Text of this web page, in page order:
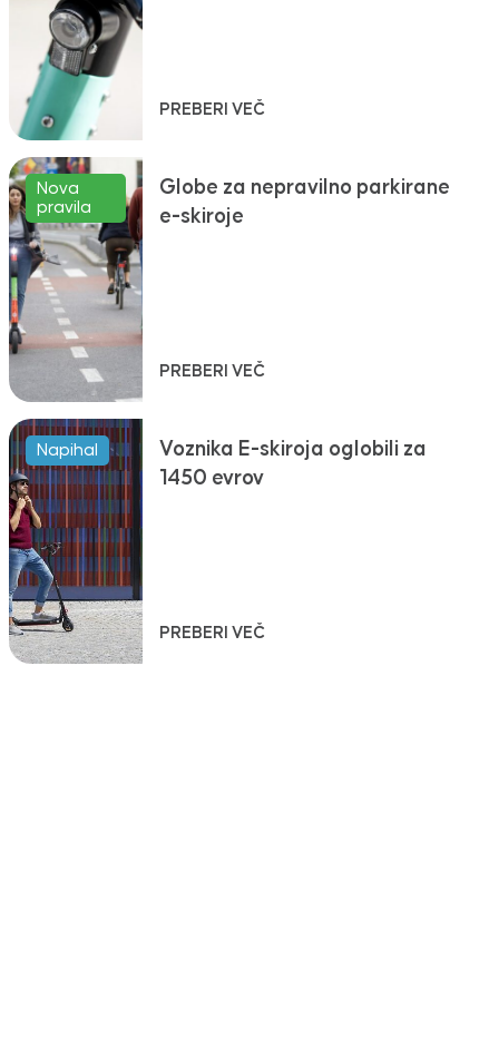
PREBERI VEČ
Nova
pravila
Globe za nepravilno parkirane
e-skiroje
PREBERI VEČ
Napihal
Voznika E-skiroja oglobili za
1450 evrov
PREBERI VEČ